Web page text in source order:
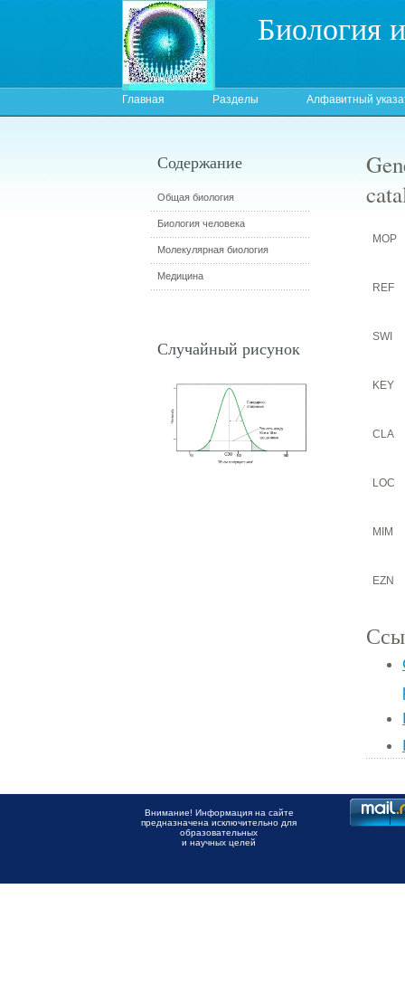
Биология
Главная Разделы Алфавитный
MOP
REF
SWI
KEY
CLA
LOC
MIM
EZN
Содержание
Общая биология
Биология человека
Молекулярная биология
Медицина
Случайный рисунок
Внимание! Информация на сайте
предназначена исключительно для
образовательных
и научных целей